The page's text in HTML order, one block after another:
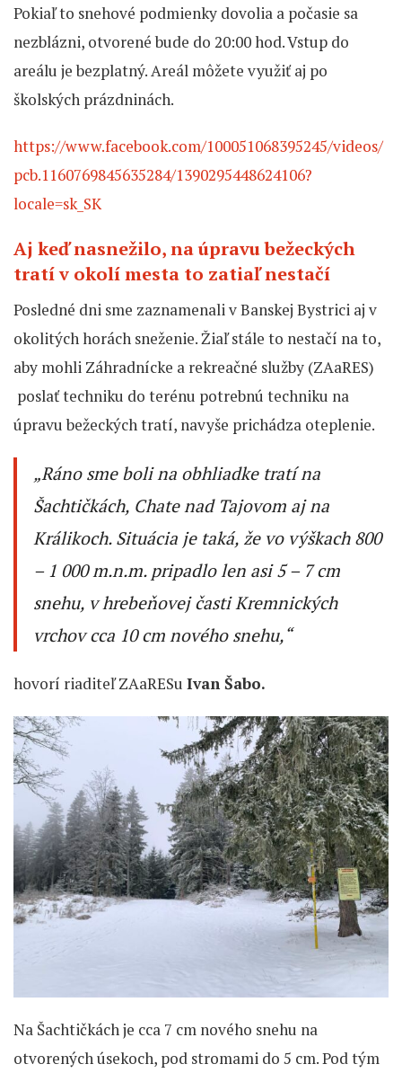
Pokiaľ to snehové podmienky dovolia a počasie sa
nezblázni, otvorené bude do 20:00 hod. Vstup do
areálu je bezplatný. Areál môžete využiť aj po
školských prázdninách.
https://www.facebook.com/100051068395245/videos/
pcb.1160769845635284/1390295448624106?
locale=sk_SK
Aj keď nasnežilo, na úpravu bežeckých
tratí v okolí mesta to zatiaľ nestačí
Posledné dni sme zaznamenali v Banskej Bystrici aj v
okolitých horách sneženie. Žiaľ stále to nestačí na to,
aby mohli Záhradnícke a rekreačné služby (ZAaRES)
poslať techniku do terénu potrebnú techniku na
úpravu bežeckých tratí, navyše prichádza oteplenie.
„Ráno sme boli na obhliadke tratí na
Šachtičkách, Chate nad Tajovom aj na
Králikoch. Situácia je taká, že vo výškach 800
– 1 000 m.n.m. pripadlo len asi 5 – 7 cm
snehu, v hrebeňovej časti Kremnických
vrchov cca 10 cm nového snehu,“
hovorí riaditeľ ZAaRESu Ivan Šabo.
Na Šachtičkách je cca 7 cm nového snehu na
otvorených úsekoch, pod stromami do 5 cm. Pod tým